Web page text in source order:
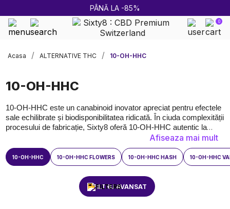
ULTIMA RUNDĂ DE REDUCERI DE VARĂ!
0
Acasa
ALTERNATIVE THC 10-OH-HHC
10-OH-HHC
10-OH-HHC este un canabinoid inovator apreciat pentru efectele
sale echilibrate și biodisponibilitatea ridicată. În ciuda complexității
procesului de fabricație, Sixty8 oferă 10-OH-HHC autentic la
prețuri competitive. Toate produsele noastre sunt testate în
laborator pentru a garanta calitatea și puritatea. Disponibile în mai
multe formate, ele se adaptează tuturor bugetelor. Livrare rapidă
și serviciu clienți atent la nevoile dumneavoastră.
Afiseaza mai mult
10-OH-HHC 10-OH-HHC FLOWERS 10-OH-HHC HASH 10-OH-HHC
FILTRU AVANSAT